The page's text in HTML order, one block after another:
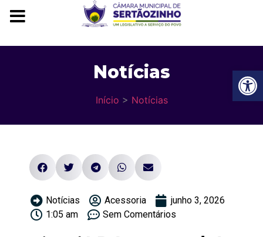
Notícias
Início > Notícias
Notícias Acessoria
junho 3, 2026
1:05 am
Sem Comentários